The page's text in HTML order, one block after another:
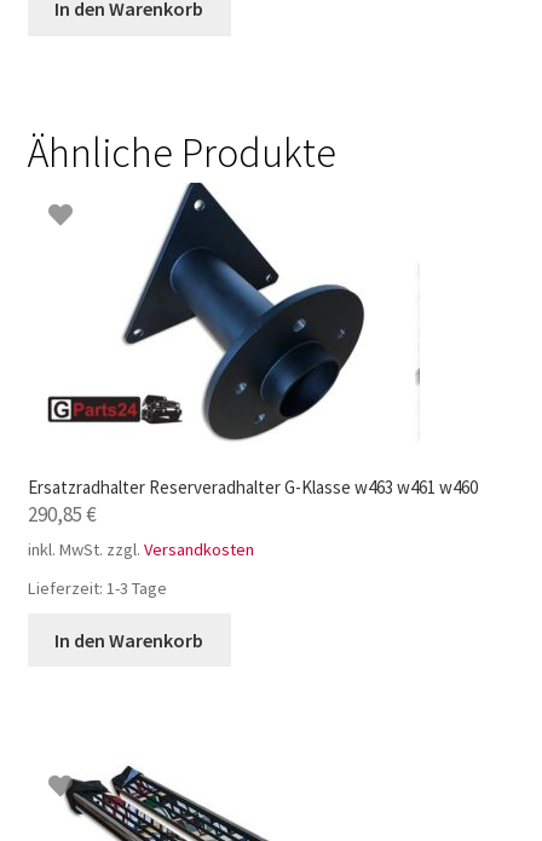
In den Warenkorb
Ähnliche Produkte
Ersatzradhalter Reserveradhalter G-Klasse w463 w461 w460
290,85€
inkl. MwSt. zzgl. Versandkosten
Lieferzeit: 1-3 Tage
In den Warenkorb